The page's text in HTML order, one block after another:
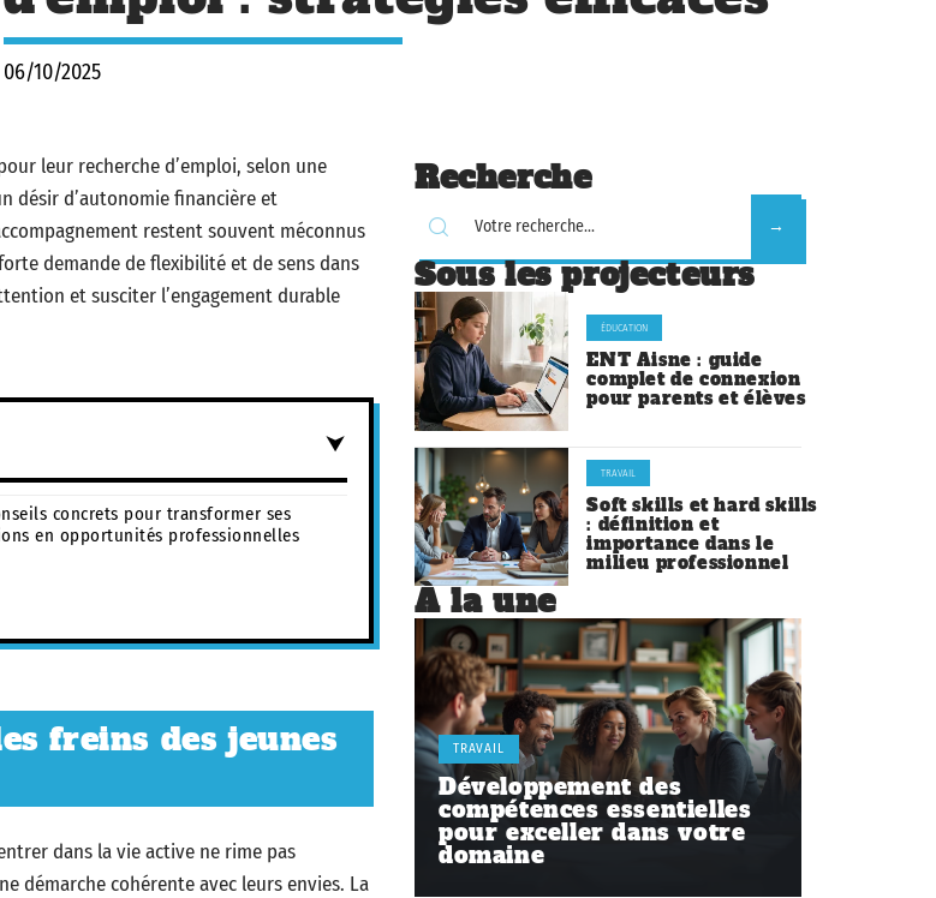
06/10/2025
leur recherche d’emploi, selon une
désir d’autonomie financière et
restent souvent méconnus
demande de flexibilité et de sens dans
et susciter l’engagement durable
concrets pour transformer ses
en opportunités professionnelles
freins des jeunes
dans la vie active ne rime pas
démarche cohérente avec leurs envies. La
Recherche
Sous les projecteurs
ÉDUCATION
ENT Aisne : guide
complet de connexion
pour parents et élèves
TRAVAIL
Soft skills et hard skills
: définition et
importance dans le
milieu professionnel
À la une
TRAVAIL
Développement des
compétences essentielles
pour exceller dans votre
domaine